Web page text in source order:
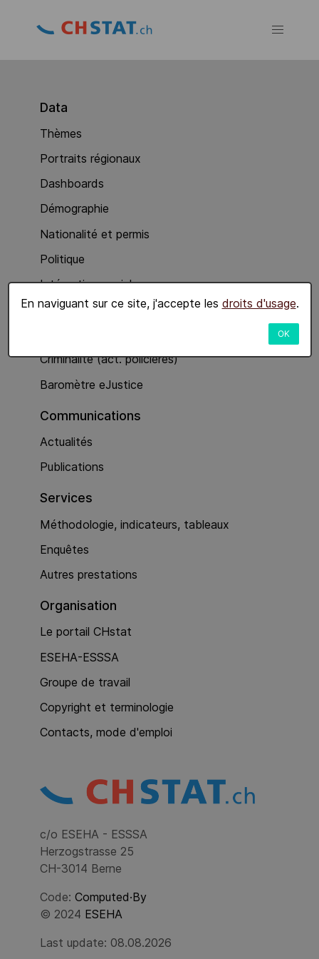
En naviguant sur ce site, j'accepte les droits d'usage.
OK
Data
Thèmes
Portraits régionaux
Dashboards
Démographie
Nationalité et permis
Politique
Intégration sociale
Economie
Criminalité (act. policières)
Baromètre eJustice
Communications
Actualités
Publications
Services
Méthodologie, indicateurs, tableaux
Enquêtes
Autres prestations
Organisation
Le portail CHstat
ESEHA-ESSSA
Groupe de travail
Copyright et terminologie
Contacts, mode d'emploi
c/o ESEHA - ESSSA
Herzogstrasse 25
CH-3014 Berne
Code: Computed·By
© 2024 ESEHA
Last update: 08.08.2026